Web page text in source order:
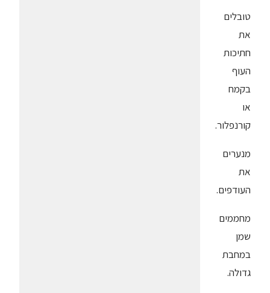
טובלים
את
חתיכות
העוף
בקמח
או
קורנפלור.
מנערים
את
העודפים.
מחממים
שמן
במחבת
גדולה.